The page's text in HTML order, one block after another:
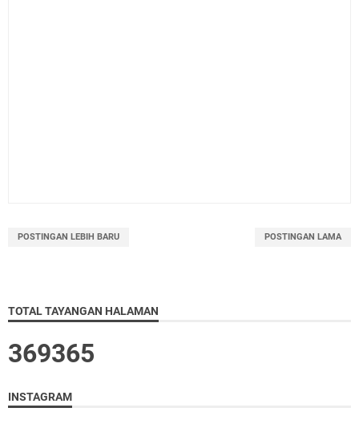
POSTINGAN LEBIH BARU POSTINGAN LAMA
TOTAL TAYANGAN HALAMAN
369365
INSTAGRAM